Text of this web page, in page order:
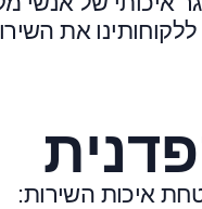
את
איכות השירות: